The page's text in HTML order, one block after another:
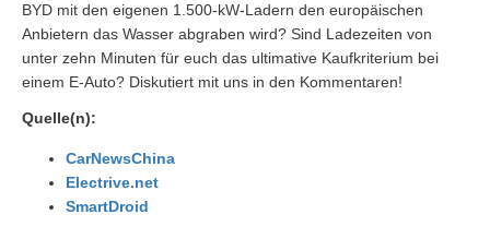
BYD mit den eigenen 1.500-kW-Ladern den europäischen
Anbietern das Wasser abgraben wird? Sind Ladezeiten von
unter zehn Minuten für euch das ultimative Kaufkriterium bei
einem E-Auto? Diskutiert mit uns in den Kommentaren!
Quelle(n):
CarNewsChina
Electrive.net
SmartDroid